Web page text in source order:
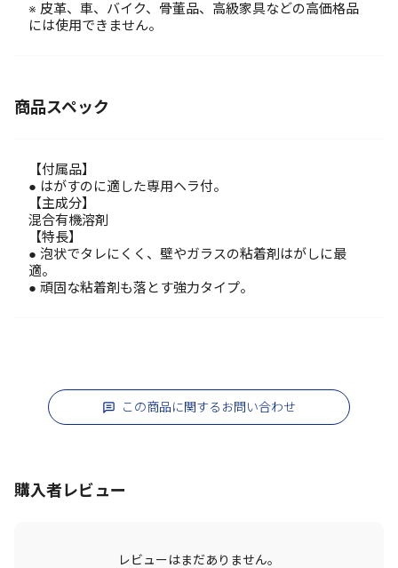
※ 皮革、車、バイク、骨董品、高級家具などの高価格品
には使用できません。
商品スペック
【付属品】
● はがすのに適した専用ヘラ付。
【主成分】
混合有機溶剤
【特長】
● 泡状でタレにくく、壁やガラスの粘着剤はがしに最
適。
● 頑固な粘着剤も落とす強力タイプ。
この商品に関するお問い合わせ
購入者レビュー
レビューはまだありません。